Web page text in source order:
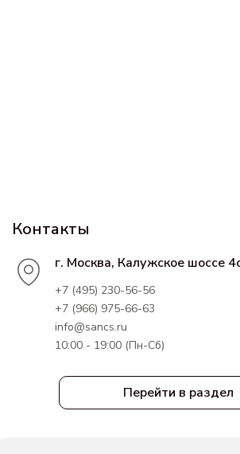
Перейти в раздел
Контакты
г. Москва, Калужское шоссе
+7 (495) 230-56-56
+7 (966) 975-66-63
info@sancs.ru
10:00 - 19:00 (Пн-Сб)